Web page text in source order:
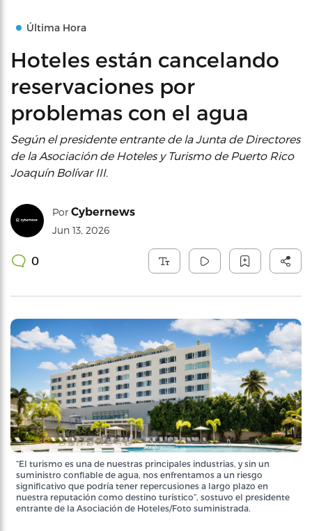
Última Hora
Hoteles están cancelando
reservaciones por
problemas con el agua
Según el presidente entrante de la Junta de Directores
de la Asociación de Hoteles y Turismo de Puerto Rico
Joaquín Bolívar III.
Por Cybernews
Jun 13, 2026
0
“El turismo es una de nuestras principales industrias, y sin un
suministro confiable de agua, nos enfrentamos a un riesgo
significativo que podría tener repercusiones a largo plazo en
nuestra reputación como destino turístico”, sostuvo el presidente
entrante de la Asociación de Hoteles/Foto suministrada.